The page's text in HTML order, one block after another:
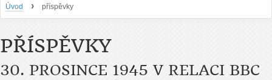
Úvod › příspěvky
PŘÍSPĚVKY
30. PROSINCE 1945 V RELACI BBC